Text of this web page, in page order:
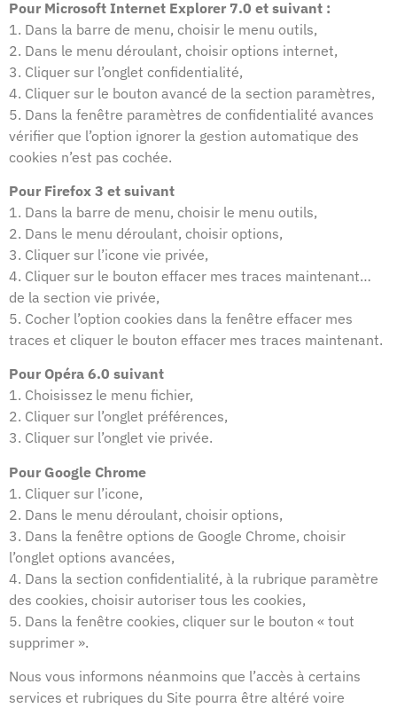
Pour Microsoft Internet Explorer 7.0 et suivant :
1. Dans la barre de menu, choisir le menu outils,
2. Dans le menu déroulant, choisir options internet,
3. Cliquer sur l’onglet confidentialité,
4. Cliquer sur le bouton avancé de la section paramètres,
5. Dans la fenêtre paramètres de confidentialité avances
vérifier que l’option ignorer la gestion automatique des
cookies n’est pas cochée.
Pour Firefox 3 et suivant
1. Dans la barre de menu, choisir le menu outils,
2. Dans le menu déroulant, choisir options,
3. Cliquer sur l’icone vie privée,
4. Cliquer sur le bouton effacer mes traces maintenant…
de la section vie privée,
5. Cocher l’option cookies dans la fenêtre effacer mes
traces et cliquer le bouton effacer mes traces maintenant.
Pour Opéra 6.0 suivant
1. Choisissez le menu fichier,
2. Cliquer sur l’onglet préférences,
3. Cliquer sur l’onglet vie privée.
Pour Google Chrome
1. Cliquer sur l’icone,
2. Dans le menu déroulant, choisir options,
3. Dans la fenêtre options de Google Chrome, choisir
l’onglet options avancées,
4. Dans la section confidentialité, à la rubrique paramètre
des cookies, choisir autoriser tous les cookies,
5. Dans la fenêtre cookies, cliquer sur le bouton « tout
supprimer ».
Nous vous informons néanmoins que l’accès à certains
services et rubriques du Site pourra être altéré voire